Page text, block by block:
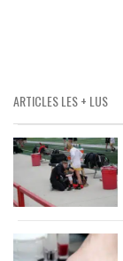
ARTICLES LES + LUS